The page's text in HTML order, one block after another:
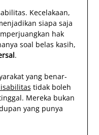
Kecelakaan,
siapa saja
hak
soal belas kasih,
.
yang benar-
tidak boleh
Mereka bukan
yang punya